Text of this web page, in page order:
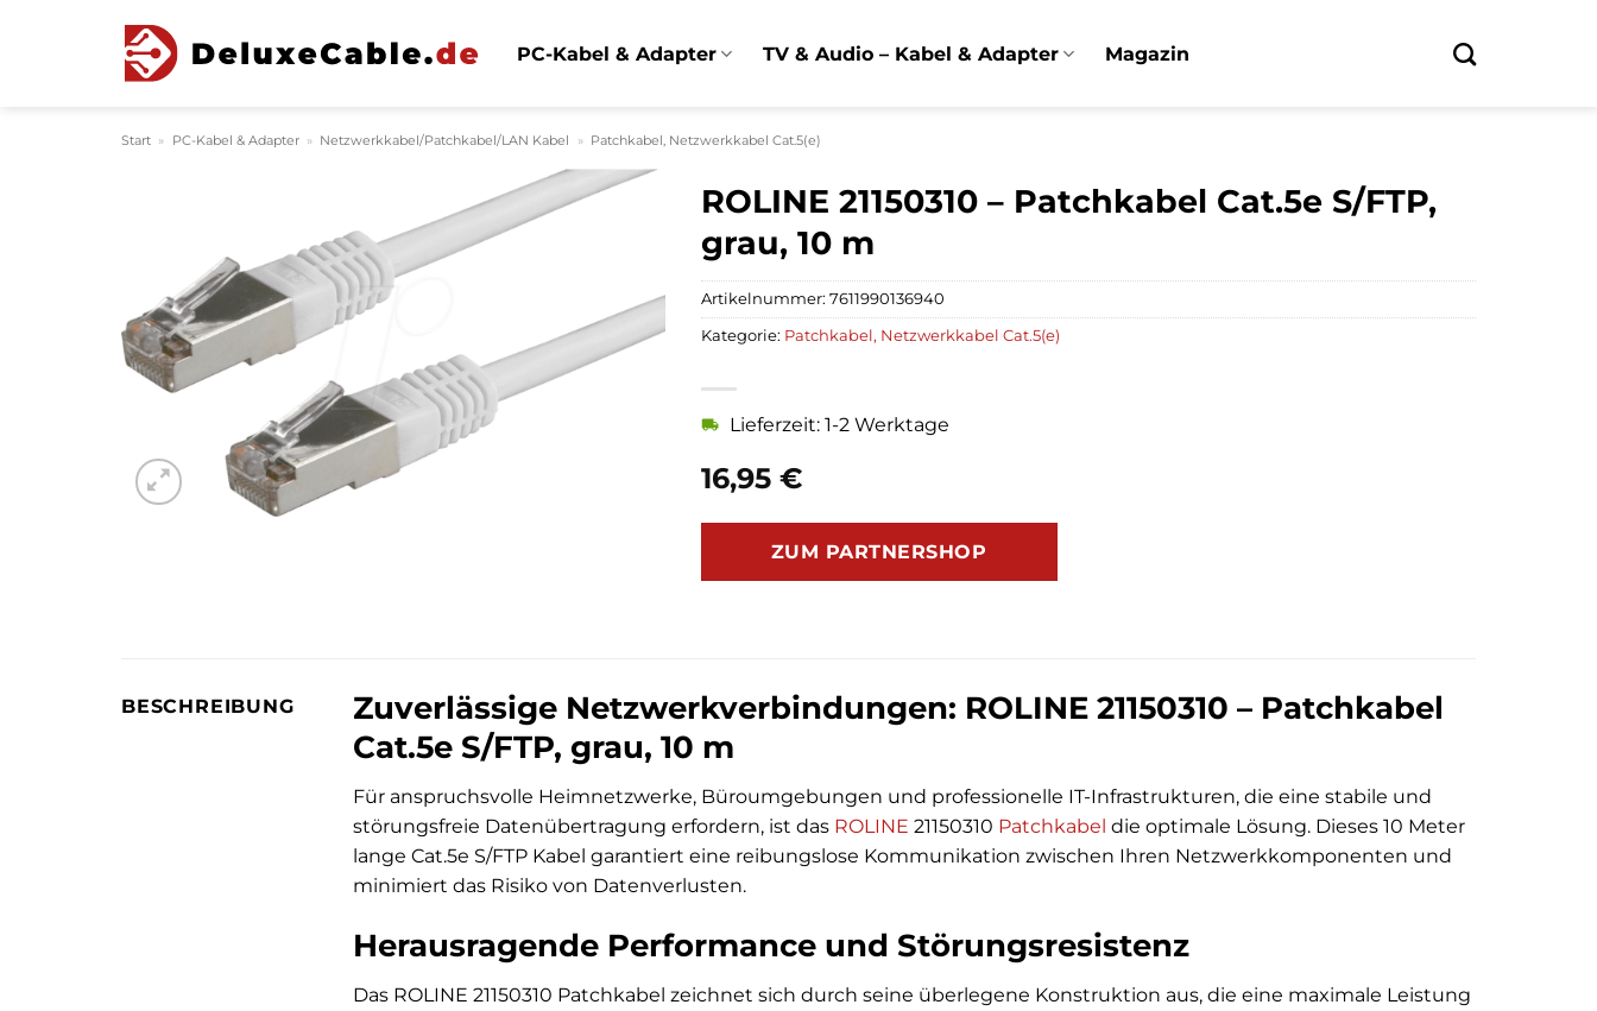
PC-Kabel & Adapter TV & Audio – Kabel & Adapter Magazin
Start » PC-Kabel & Adapter » Netzwerkkabel/Patchkabel/LAN Kabel » Patchkabel, Netzwerkkabel Cat.5(e)
ROLINE 21150310 – Patchkabel Cat.5e S/FTP,
grau, 10 m
16,95 €
Lieferzeit: 1-2 Werktage
ZUM PARTNERSHOP
Artikelnummer: 7611990136940
Kategorie: Patchkabel, Netzwerkkabel Cat.5(e)
BESCHREIBUNG
Zuverlässige Netzwerkverbindungen: ROLINE 21150310 – Patchkabel
Cat.5e S/FTP, grau, 10 m
Für anspruchsvolle Heimnetzwerke, Büroumgebungen und professionelle IT-Infrastrukturen, die eine stabile und
störungsfreie Datenübertragung erfordern, ist das ROLINE 21150310 Patchkabel die optimale Lösung. Dieses 10 Meter
lange Cat.5e S/FTP Kabel garantiert eine reibungslose Kommunikation zwischen Ihren Netzwerkkomponenten und
minimiert das Risiko von Datenverlusten.
Herausragende Performance und Störungsresistenz
Das ROLINE 21150310 Patchkabel zeichnet sich durch seine überlegene Konstruktion aus, die eine maximale Leistung